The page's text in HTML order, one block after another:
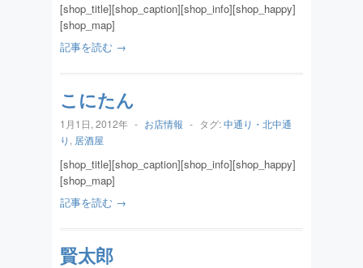
[shop_title][shop_caption][shop_info][shop_happy]
[shop_map]
記事を読む →
こにたん
1月1日, 2012年 - お店情報 - タグ:中通り・北中通
り , 居酒屋
[shop_title][shop_caption][shop_info][shop_happy]
[shop_map]
記事を読む →
賢太郎